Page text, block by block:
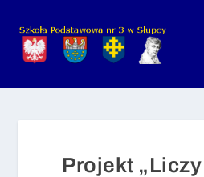
Projekt